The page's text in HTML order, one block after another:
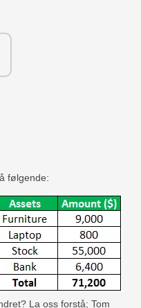
følgende:
La oss forstå; Tom